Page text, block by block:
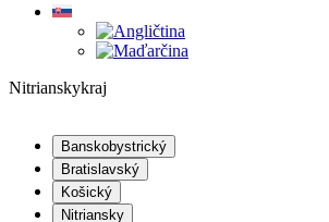
Nitrianskykraj
Banskobystrický
Bratislavský
Košický
Nitriansky